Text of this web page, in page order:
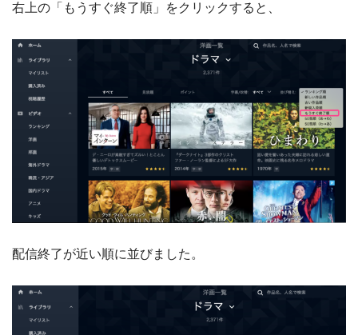
右上の「もうすぐ終了順」をクリックすると、
配信終了が近い順に並びました。